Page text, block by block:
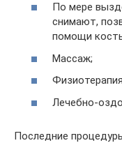
По мере
снимают,
помощи
Массаж;
Лечебно-
Последние